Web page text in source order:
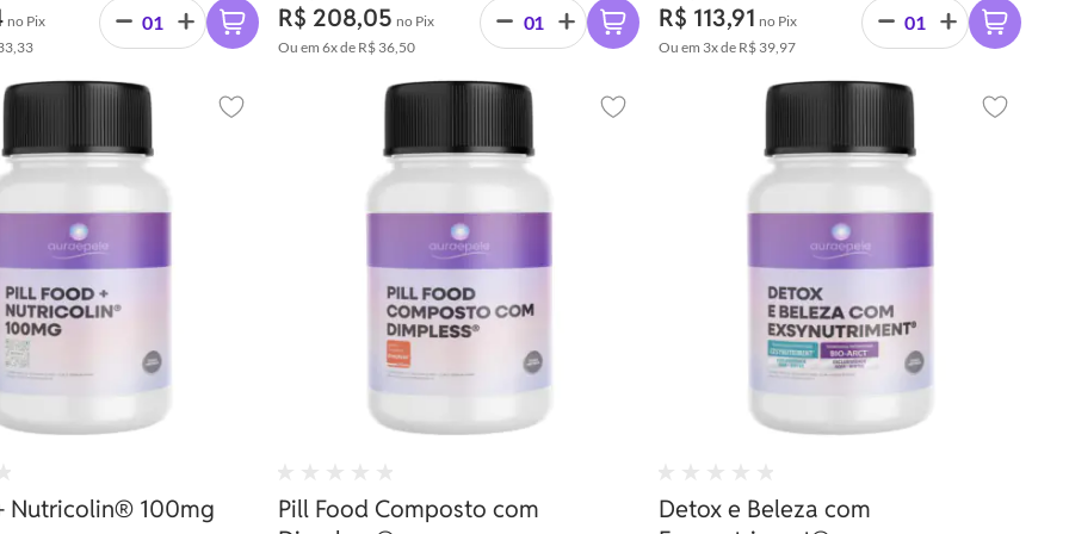
causados pelo estresse
no Pix
bonita.
R$ 208,05 no Pix
Ou em 6xde R$ 36,50
R$ 113,91 no Pix
Ou em 3xde R$ 39,97
Nutricolin® 100mg
Adicionar aos favoritos
Pill Food Composto com
Adicionar aos favoritos
Detox e Beleza com
Adicionar